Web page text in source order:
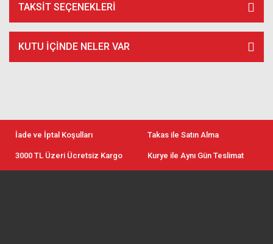
TAKSIT SEÇENEKLERI
KUTU İÇİNDE NELER VAR
İade ve İptal Koşulları Takas ile Satın Alma
3000 TL Üzeri Ücretsiz Kargo Kurye ile Aynı Gün Teslimat